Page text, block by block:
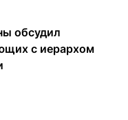
обсудил
с иерархом